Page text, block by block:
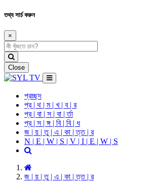
তথ্য সার্চ করুন
×
Close
প্রচ্ছদ
প্র | থ | ম | খ | ব | র
প্র | বা | স | বা | র্তা
প্র | স | ঙ্গ | বি | বি | ধ
জ | য় | তু | এ | কা | ত্ত | র
N | E | W | S | V | I | E | W | S
জ | য় | তু | এ | কা | ত্ত | র